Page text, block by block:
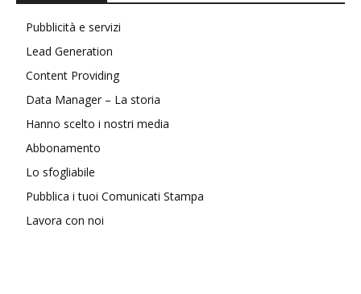
Pubblicità e servizi
Lead Generation
Content Providing
Data Manager – La storia
Hanno scelto i nostri media
Abbonamento
Lo sfogliabile
Pubblica i tuoi Comunicati Stampa
Lavora con noi